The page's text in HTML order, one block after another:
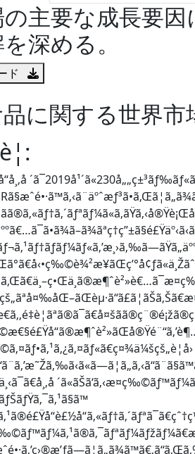
主要な成長要因
深める。
ド
に関する世界市